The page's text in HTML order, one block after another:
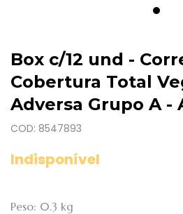
Box c/12 und -
Cobertura Total
Adversa Grupo A -
COD: 8547893
Indisponível
Peso: 0.3 kg